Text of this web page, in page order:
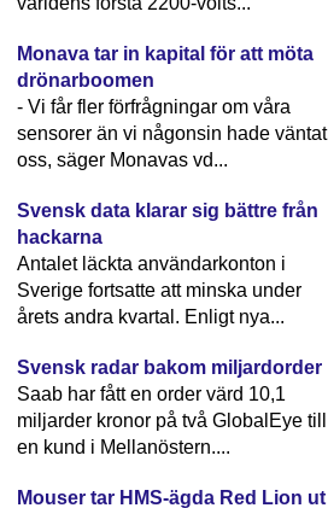
Monava tar in kapital för att möta
drönarboomen
- Vi får fler förfrågningar om våra
sensorer än vi någonsin hade väntat
oss, säger Monavas vd...
Svensk data klarar sig bättre från
hackarna
Antalet läckta användarkonton i
Sverige fortsatte att minska under
årets andra kvartal. Enligt nya...
Svensk radar bakom miljardorder
Saab har fått en order värd 10,1
miljarder kronor på två GlobalEye till
en kund i Mellanöstern....
Mouser tar HMS-ägda Red Lion ut